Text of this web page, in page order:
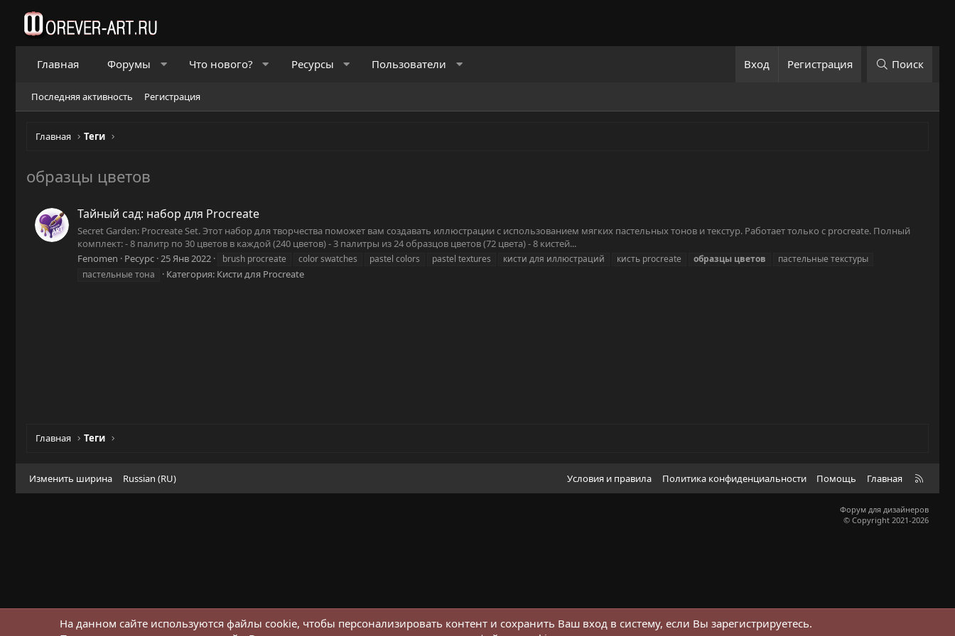
Главная Форумы Что нового? Ресурсы Пользователи Вход Регистрация Поиск
Последняя активность Регистрация
Главная Теги
образцы цветов
Тайный сад: набор для Procreate
Secret Garden: Procreate Set. Этот набор для творчества поможет вам создавать иллюстрации с использованием мягких пастельных тонов и текстур. Работает только с procreate. Полный
комплект: - 8 палитр по 30 цветов в каждой (240 цветов) - 3 палитры из 24 образцов цветов (72 цвета) - 8 кистей...
Fenomen
Ресурс 25 Янв 2022 brush procreate color swatches pastel colors pastel textures кисти для иллюстраций кисть procreate образцы цветов
пастельные текстуры
пастельные тона
Категория: Кисти для Procreate
Главная Теги
Изменить ширина Russian (RU) Условия и правила Политика конфиденциальности Помощь Главная
R
S
Форум для дизайнеров
© Copyright 2021-2026
На данном сайте используются файлы cookie, чтобы персонализировать контент и сохранить Ваш вход в систему, если Вы зарегистрируетесь.